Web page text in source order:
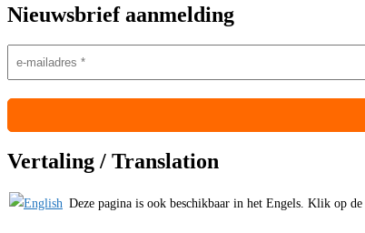
Nieuwsbrief aanmelding
Vertaling / Translation
Deze pagina is ook beschikbaar in het Engels. Klik op